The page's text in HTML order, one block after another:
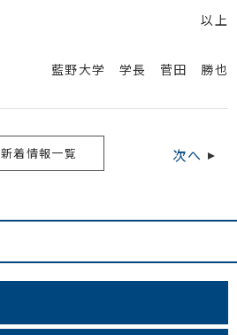
以上
藍野大学 学長 菅田 勝也
新着情報一覧 次へ